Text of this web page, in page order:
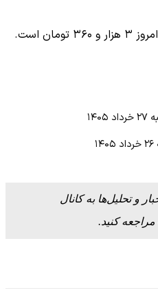
و تحلیل‌ها به کانال
مراجعه کنید.